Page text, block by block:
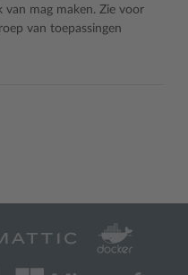
van mag maken. Zie voor
van toepassingen